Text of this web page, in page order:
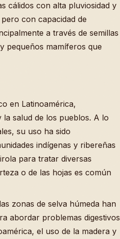
cálidos con alta pluviosidad y
con capacidad de
a través de semillas
pequeños mamíferos que
en Latinoamérica,
salud de los pueblos. A lo
su uso ha sido
indígenas y ribereñas
para tratar diversas
o de las hojas es común
zonas de selva húmeda han
abordar problemas digestivos
el uso de la madera y